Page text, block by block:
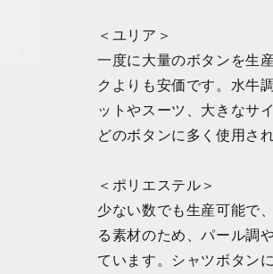
＜ユリア＞
一度に大量のボタンを生
クよりも安価です。水牛
ットやスーツ、大きなサ
どのボタンに多く使用され
＜ポリエステル＞
少ない数でも生産可能で
る素材のため、パール調
ています。シャツボタン